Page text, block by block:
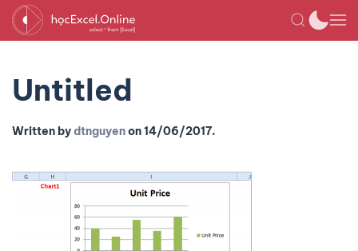
Untitled
Written bydtnguyenon14/06/2017.